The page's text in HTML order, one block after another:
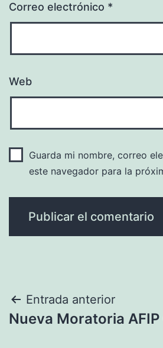
Correo electrónico *
Web
Guarda mi nombre, correo
este navegador para la
Navegación
de
Entrada anterior
Nueva Moratoria